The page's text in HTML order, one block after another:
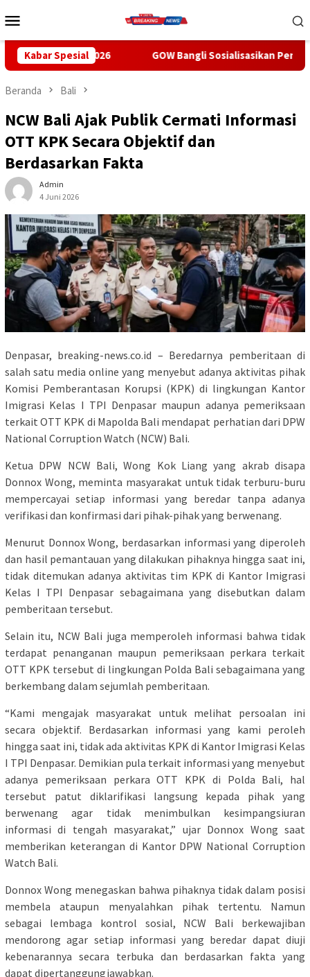
ke
Mobile
Kabar Spesial
GOW Bangli Sosialisasikan Pencegahan Bullying di
Beranda Bali
NCW Bali Ajak Publik Cermati Informasi
OTT KPK Secara Objektif dan
Berdasarkan Fakta
Admin
4 Juni 2026
Denpasar, breaking-news.co.id – Beredarnya pemberitaan di
salah satu media online yang menyebut adanya aktivitas pihak
Komisi Pemberantasan Korupsi (KPK) di lingkungan Kantor
Imigrasi Kelas I TPI Denpasar maupun adanya pemeriksaan
terkait OTT KPK di Mapolda Bali mendapat perhatian dari DPW
National Corruption Watch (NCW) Bali.
Ketua DPW NCW Bali, Wong Kok Liang yang akrab disapa
Donnox Wong, meminta masyarakat untuk tidak terburu-buru
mempercayai setiap informasi yang beredar tanpa adanya
verifikasi dan konfirmasi dari pihak-pihak yang berwenang.
Menurut Donnox Wong, berdasarkan informasi yang diperoleh
dan hasil pemantauan yang dilakukan pihaknya hingga saat ini,
tidak ditemukan adanya aktivitas tim KPK di Kantor Imigrasi
Kelas I TPI Denpasar sebagaimana yang disebutkan dalam
pemberitaan tersebut.
Selain itu, NCW Bali juga memperoleh informasi bahwa tidak
terdapat penanganan maupun pemeriksaan perkara terkait
OTT KPK tersebut di lingkungan Polda Bali sebagaimana yang
berkembang dalam sejumlah pemberitaan.
“Kami mengajak masyarakat untuk melihat persoalan ini
secara objektif. Berdasarkan informasi yang kami peroleh
hingga saat ini, tidak ada aktivitas KPK di Kantor Imigrasi Kelas
I TPI Denpasar. Demikian pula terkait informasi yang menyebut
adanya pemeriksaan perkara OTT KPK di Polda Bali, hal
tersebut patut diklarifikasi langsung kepada pihak yang
berwenang agar tidak menimbulkan kesimpangsiuran
informasi di tengah masyarakat,” ujar Donnox Wong saat
memberikan keterangan di Kantor DPW National Corruption
Watch Bali.
Donnox Wong menegaskan bahwa pihaknya tidak dalam posisi
membela ataupun menyalahkan pihak tertentu. Namun
sebagai lembaga kontrol sosial, NCW Bali berkewajiban
mendorong agar setiap informasi yang beredar dapat diuji
kebenarannya secara terbuka dan berdasarkan fakta yang
dapat dipertanggungjawabkan.